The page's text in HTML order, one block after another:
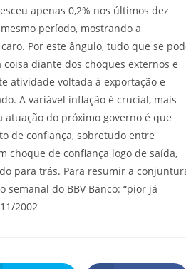
apenas 0,2% nos últimos dez
período, mostrando a
Por este ângulo, tudo que se
diante dos choques externos e
atividade voltada à exportação e
A variável inflação é crucial, mais
atuação do próximo governo é que
de confiança, sobretudo entre
choque de confiança logo de saída,
para trás. Para resumir a
do BBV Banco: “pior já
2002